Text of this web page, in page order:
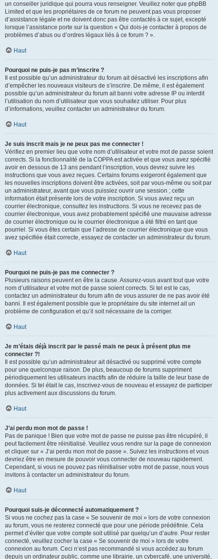
un conseiller juridique qui pourra vous renseigner. Veuillez noter que phpBB
Limited et que les propriétaires de ce forum ne peuvent pas vous proposer
d’assistance légale et ne doivent donc pas être contactés à ce sujet, excepté
lorsque l’assistance porte sur la question « Qui dois-je contacter à propos de
problèmes d’abus ou d’ordres légaux liés à ce forum ? ».
Haut
Pourquoi ne puis-je pas m’inscrire ?
Il est possible qu’un administrateur du forum ait désactivé les inscriptions afin
d’empêcher les nouveaux visiteurs de s’inscrire. De même, il est également
possible qu’un administrateur du forum ait banni votre adresse IP ou interdit
l’utilisation du nom d’utilisateur que vous souhaitez utiliser. Pour plus
d’informations, veuillez contacter un administrateur du forum.
Haut
Je suis inscrit mais je ne peux pas me connecter !
Vérifiez en premier lieu que votre nom d’utilisateur et votre mot de passe soient
corrects. Si la fonctionnalité de la COPPA est activée et que vous avez spécifié
avoir en dessous de 13 ans pendant l’inscription, vous devrez suivre les
instructions que vous avez reçues. Certains forums exigeront également que
les nouvelles inscriptions doivent être activées, soit par vous-même ou soit par
un administrateur, avant que vous puissiez ouvrir une session ; cette
information était présente lors de votre inscription. Si vous aviez reçu un
courrier électronique, consultez les instructions. Si vous ne recevez pas de
courrier électronique, vous avez probablement spécifié une mauvaise adresse
de courrier électronique ou le courrier électronique a été filtré en tant que
pourriel. Si vous êtes certain que l’adresse de courrier électronique que vous
avez spécifiée était correcte, essayez de contacter un administrateur du forum.
Haut
Pourquoi ne puis-je pas me connecter ?
Plusieurs raisons peuvent en être la cause. Assurez-vous avant tout que votre
nom d’utilisateur et votre mot de passe soient corrects. Si tel est le cas,
contactez un administrateur du forum afin de vous assurer de ne pas avoir été
banni. Il est également possible que le propriétaire du site internet ait un
problème de configuration et qu’il soit nécessaire de la corriger.
Haut
Je m’étais déjà inscrit par le passé mais ne peux à présent plus me
connecter ?!
Il est possible qu’un administrateur ait désactivé ou supprimé votre compte
pour une quelconque raison. De plus, beaucoup de forums suppriment
périodiquement les utilisateurs inactifs afin de réduire la taille de leur base de
données. Si tel était le cas, inscrivez-vous de nouveau et essayez de participer
plus activement aux discussions du forum.
Haut
J’ai perdu mon mot de passe !
Pas de panique ! Bien que votre mot de passe ne puisse pas être récupéré, il
peut facilement être réinitialisé. Veuillez vous rendre sur la page de connexion
et cliquer sur « J’ai perdu mon mot de passe ». Suivez les instructions et vous
devriez être en mesure de pouvoir vous connecter de nouveau rapidement.
Cependant, si vous ne pouvez pas réinitialiser votre mot de passe, nous vous
invitons à contacter un administrateur du forum.
Haut
Pourquoi suis-je déconnecté automatiquement ?
Si vous ne cochez pas la case « Se souvenir de moi » lors de votre connexion
au forum, vous ne resterez connecté que pour une période prédéfinie. Cela
permet d’éviter que votre compte soit utilisé par quelqu’un d’autre. Pour rester
connecté, veuillez cocher la case « Se souvenir de moi » lors de votre
connexion au forum. Ceci n’est pas recommandé si vous accédez au forum
depuis un ordinateur public, comme une librairie, un cybercafé, une université,